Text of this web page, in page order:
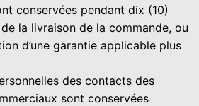
conservées pendant dix (10)
la livraison de la commande, ou
d’une garantie applicable plus
des contacts des
sont conservées